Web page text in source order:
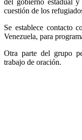
cuestión de los
Se establece contacto
Venezuela, para
Otra parte del grupo
trabajo de oración.